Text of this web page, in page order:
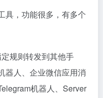
具，功能很多，有多个
规则转发到其他手
器人、企业微信应用消
机器人、Server